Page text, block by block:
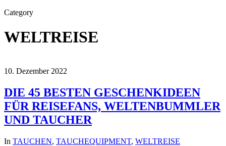
Category
WELTREISE
10. Dezember 2022
DIE 45 BESTEN GESCHENKIDEEN
FÜR REISEFANS, WELTENBUMMLER
UND TAUCHER
In TAUCHEN, TAUCHEQUIPMENT, WELTREISE